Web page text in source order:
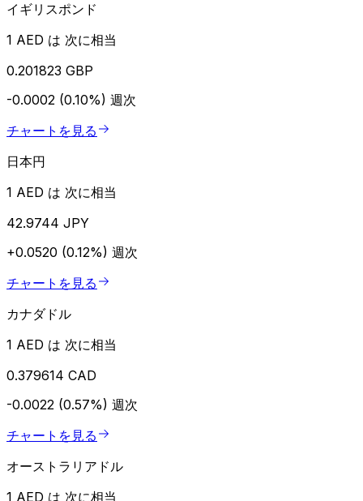
イギリスポンド
1 AED は 次に相当
0.201823 GBP
-0.0002 (0.10%) 週次
チャートを見る
日本円
1 AED は 次に相当
42.9744 JPY
+0.0520 (0.12%) 週次
チャートを見る
カナダドル
1 AED は 次に相当
0.379614 CAD
-0.0022 (0.57%) 週次
チャートを見る
オーストラリアドル
1 AED は 次に相当